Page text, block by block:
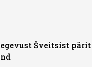
Šveitsist pärit